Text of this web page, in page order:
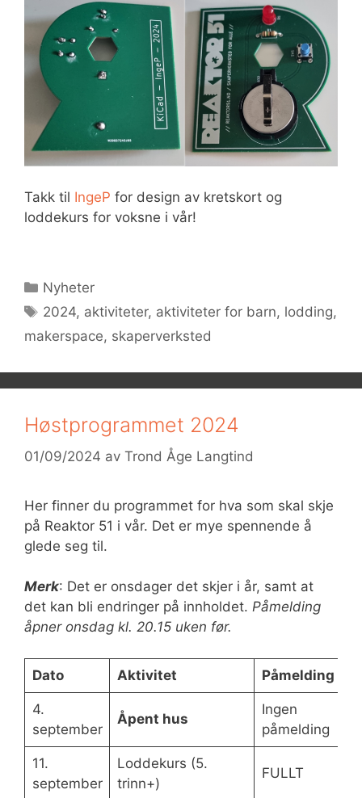
Takk til IngeP for design av kretskort og
loddekurs for voksne i vår!
Kategorier
Nyheter
Stikkord
2024, aktiviteter, aktiviteter for barn, lodding,
makerspace, skaperverksted
Høstprogrammet 2024
01/09/2024 av Trond Åge Langtind
Her finner du programmet for hva som skal skje
på Reaktor 51 i vår. Det er mye spennende å
glede seg til.
Merk: Det er onsdager det skjer i år, samt at
det kan bli endringer på innholdet. Påmelding
åpner onsdag kl. 20.15 uken før.
Dato Aktivitet Påmelding
4.
september
Åpent hus
Ingen
påmelding
11.
september
Loddekurs (5.
trinn+)
FULLT